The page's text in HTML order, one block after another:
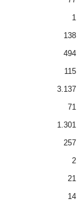
1
138
494
115
3.137
71
1.301
257
2
21
14